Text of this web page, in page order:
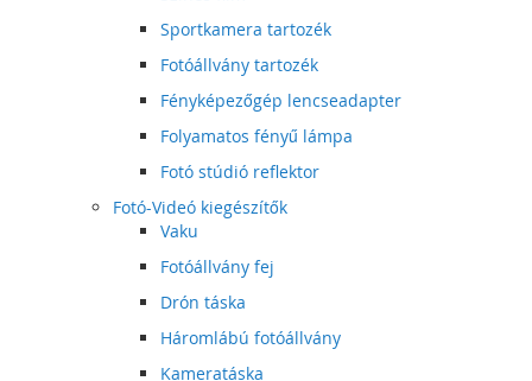
Sportkamera tartozék
Fotóállvány tartozék
Fényképezőgép lencseadapter
Folyamatos fényű lámpa
Fotó stúdió reflektor
Fotó-Videó kiegészítők
Vaku
Fotóállvány fej
Drón táska
Háromlábú fotóállvány
Kameratáska